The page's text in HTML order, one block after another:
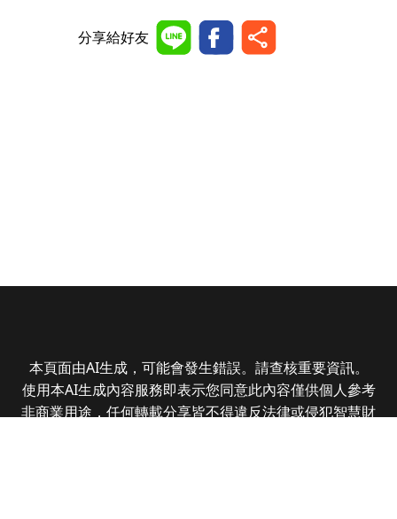
分享給好友
本頁面由AI生成，可能會發生錯誤。請查核重要資訊。
使用本AI生成內容服務即表示您同意此內容僅供個人參考
非商業用途，任何轉載分享皆不得違反法律或侵犯智慧財